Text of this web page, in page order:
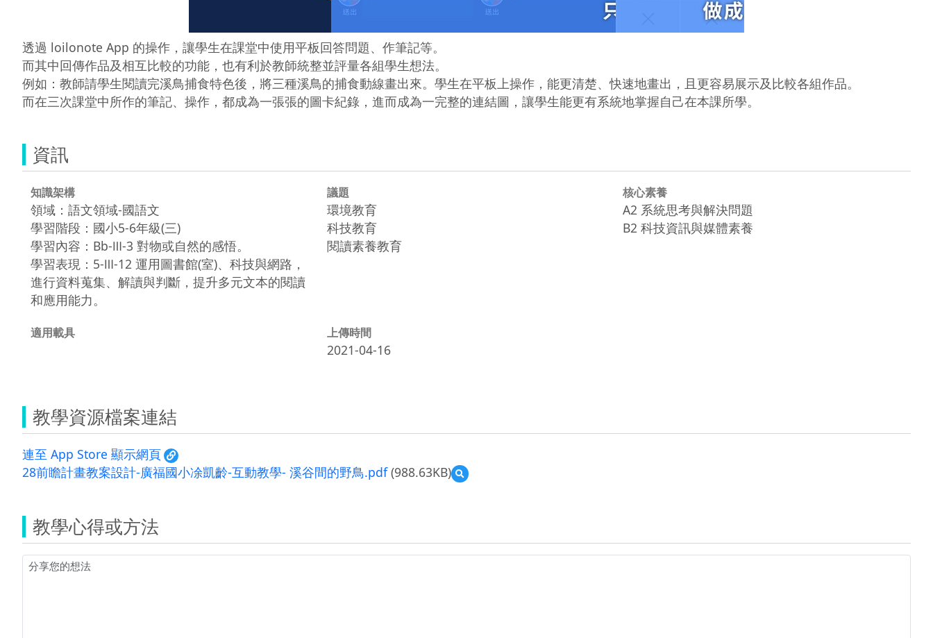
透過 loilonote App 的操作，讓學生在課堂中使用平板回答問題、作筆記等。
而其中回傳作品及相互比較的功能，也有利於教師統整並評量各組學生想法。
例如：教師請學生閱讀完溪鳥捕食特色後，將三種溪鳥的捕食動線畫出來。學生在平板上操作，能更清楚、快速地畫出，且更容易展示及比較各組作品。
而在三次課堂中所作的筆記、操作，都成為一張張的圖卡紀錄，進而成為一完整的連結圖，讓學生能更有系統地掌握自己在本課所學。
資訊
知識架構
領域：語文領域-國語文
學習階段：國小5-6年級(三)
學習內容：Bb-Ⅲ-3 對物或自然的感悟。
學習表現：5-Ⅲ-12 運用圖書館(室)、科技與網路，
進行資料蒐集、解讀與判斷，提升多元文本的閱讀
和應用能力。
議題
環境教育
科技教育
閱讀素養教育
核心素養
A2 系統思考與解決問題
B2 科技資訊與媒體素養
適用載具 上傳時間
2021-04-16
教學資源檔案連結
連至 App Store 顯示網頁
28前瞻計畫教案設計-廣福國小凃凱齡-互動教學- 溪谷間的野鳥.pdf(988.63KB)
預
覽
畫
教學心得或方法